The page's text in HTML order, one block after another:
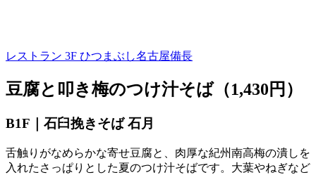
レストラン 3F ひつまぶし名古屋備長
豆腐と叩き梅のつけ汁そば（1,430円）
B1F｜石臼挽きそば 石月
舌触りがなめらかな寄せ豆腐と、肉厚な紀州南高梅の潰しを
入れたさっぱりとした夏のつけ汁そばです。大葉やねぎなど